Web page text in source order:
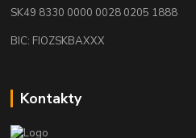
SK49 8330 0000 0028 0205 1888
BIC: FIOZSKBAXXX
Kontakty